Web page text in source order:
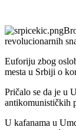
revolucionarnih
Euforiju zbog
mesta u Srbiji o
Pričalo se da je u
antikomunističkih
U kafanama u